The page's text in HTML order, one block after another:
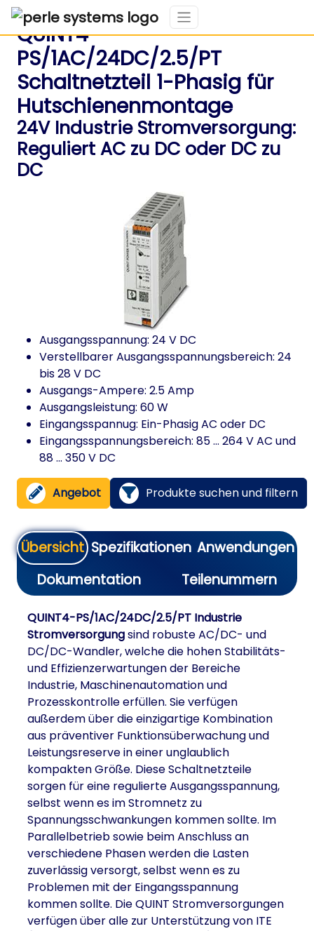
QUINT4-
PS/1AC/24DC/2.5/PT
Schaltnetzteil 1-Phasig für
Hutschienenmontage
24V Industrie Stromversorgung:
Reguliert AC zu DC oder DC zu
DC
Ausgangsspannung: 24 V DC
Verstellbarer Ausgangsspannungsbereich: 24
bis 28 V DC
Ausgangs-Ampere: 2.5 Amp
Ausgangsleistung: 60 W
Eingangsspannug: Ein-Phasig AC oder DC
Eingangsspannungsbereich: 85 ... 264 V AC und
88 ... 350 V DC
Angebot Produkte suchen und filtern
Übersicht Spezifikationen Anwendungen
Dokumentation
Teilenummern
QUINT4-PS/1AC/24DC/2.5/PT Industrie
Stromversorgungsind robuste AC/DC- und
DC/DC-Wandler, welche die hohen Stabilitäts-
und Effizienzerwartungen der Bereiche
Industrie, Maschinenautomation und
Prozesskontrolle erfüllen. Sie verfügen
außerdem über die einzigartige Kombination
aus präventiver Funktionsüberwachung und
Leistungsreserve in einer unglaublich
kompakten Größe. Diese Schaltnetzteile
sorgen für eine regulierte Ausgangsspannung,
selbst wenn es im Stromnetz zu
Spannungsschwankungen kommen sollte. Im
Parallelbetrieb sowie beim Anschluss an
verschiedene Phasen werden die Lasten
zuverlässig versorgt, selbst wenn es zu
Problemen mit der Eingangsspannung
kommen sollte. Die QUINT Stromversorgungen
verfügen über alle zur Unterstützung von ITE